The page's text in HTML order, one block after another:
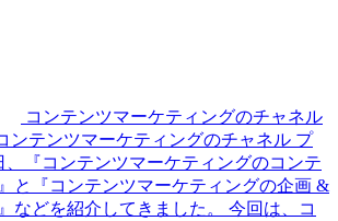
コンテンツマーケティングのチャネル
ンテンツマーケティングのチャネル プ
、『コンテンツマーケティングのコンテ
と『コンテンツマーケティングの企画 &
などを紹介してきました。 今回は、コ